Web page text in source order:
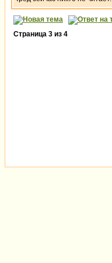
Страница 3 из 4